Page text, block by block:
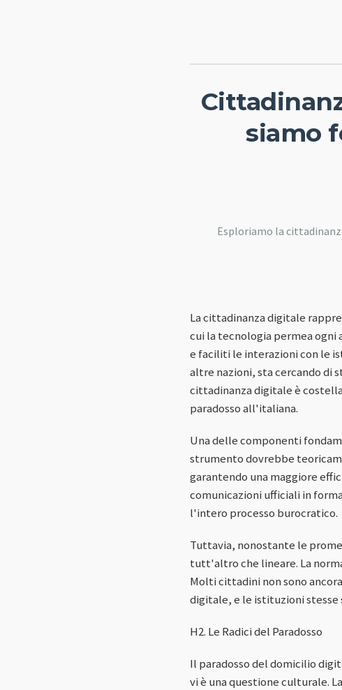
siamo
Esploriamo la
La cittadinanza digitale
cui la tecnologia permea
e faciliti le interazioni con le
altre nazioni, sta cercando di
cittadinanza digitale è
paradosso all'italiana.
Una delle componenti
strumento dovrebbe
garantendo una maggiore
comunicazioni ufficiali in
l'intero processo burocratico.
Tuttavia, nonostante le
tutt'altro che lineare. La
Molti cittadini non sono
digitale, e le istituzioni
H2. Le Radici del Paradosso
Il paradosso del domicilio
vi è una questione culturale.